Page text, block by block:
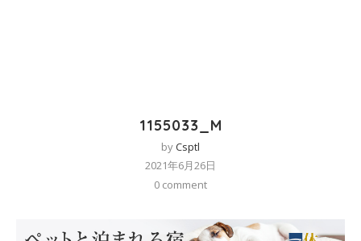
1155033_M
byCsptl
2021年6月26日
0 comment